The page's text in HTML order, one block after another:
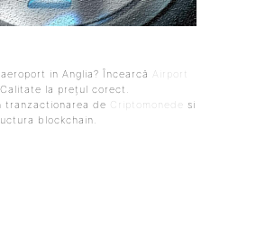
in Anglia? Încearcă Airport
la prețul corect.
tranzactionarea de
Criptomonede
si
blockchain.